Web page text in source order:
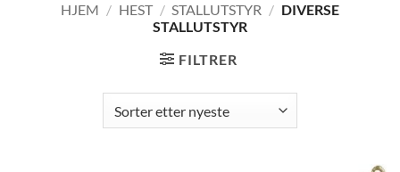
HJEM / HEST / STALLUTSTYR / DIVERSE
STALLUTSTYR
FILTRER